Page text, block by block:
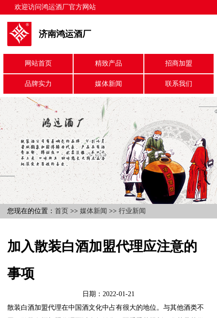
欢迎访问鸿运酒厂官方网站
济南鸿运酒厂
网站首页 精致产品 招商加盟
品牌实力 媒体新闻 联系我们
您现在的位置： 首页 >> 媒体新闻 >> 行业新闻
加入散装白酒加盟代理应注意的
事项
日期：2022-01-21
散装白酒加盟代理在中国酒文化中占有很大的地位。与其他酒类不